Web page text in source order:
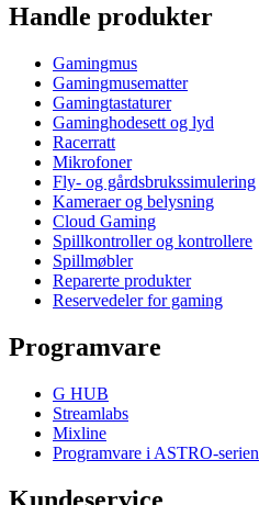
Handle produkter
Gamingmus
Gamingmusematter
Gamingtastaturer
Gaminghodesett og lyd
Racerratt
Mikrofoner
Fly- og gårdsbrukssimulering
Kameraer og belysning
Cloud Gaming
Spillkontroller og kontrollere
Spillmøbler
Reparerte produkter
Reservedeler for gaming
Programvare
G HUB
Streamlabs
Mixline
Programvare i ASTRO-serien
Kundeservice